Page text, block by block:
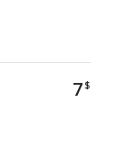
7$